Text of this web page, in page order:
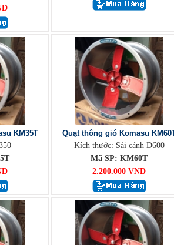
KM35T
Quạt thông gió Komasu
Kích thước: Sải cánh D600
Mã SP: KM60T
2.200.000 VND